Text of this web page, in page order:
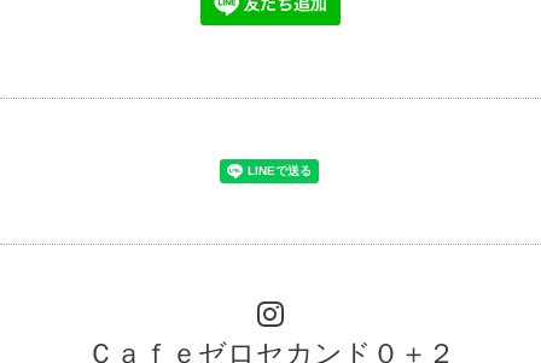
Ｃａｆｅゼロセカンド０＋２